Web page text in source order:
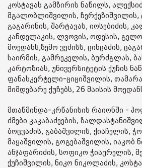
კოსტავას გამზირის ნაწილს,
მგალობლიშვილის, ჩერქეზიშვილის,
გაგარინის, შარტავას, იოსებიძის,
კანდელაკის, ლვოვის, ოდესის,
მოედანს,ზემო ვეძისს, ცინცაძის,
საირმის, გამრეკელის, ბურძგლას,
კარტოზიას, უნივერსიტეტის ქუჩის
ფანასკერტელი-ციციშვილის,
მიმდებარე ქუჩებს, 26 მაისის
მთაწმინდა-კრწანისის რაიონში -
ძმები კაკაბაძეების,
ბოცვაძის, გაბაშვილის, ქიაჩელის,
მაყაშვილის, გოგებაშვილის, იაკობ
ანჯაფარიძის, სოფიკო ჭიაურელის,
ქუჩიშვილის, ნიკო ნიკოლაძის,